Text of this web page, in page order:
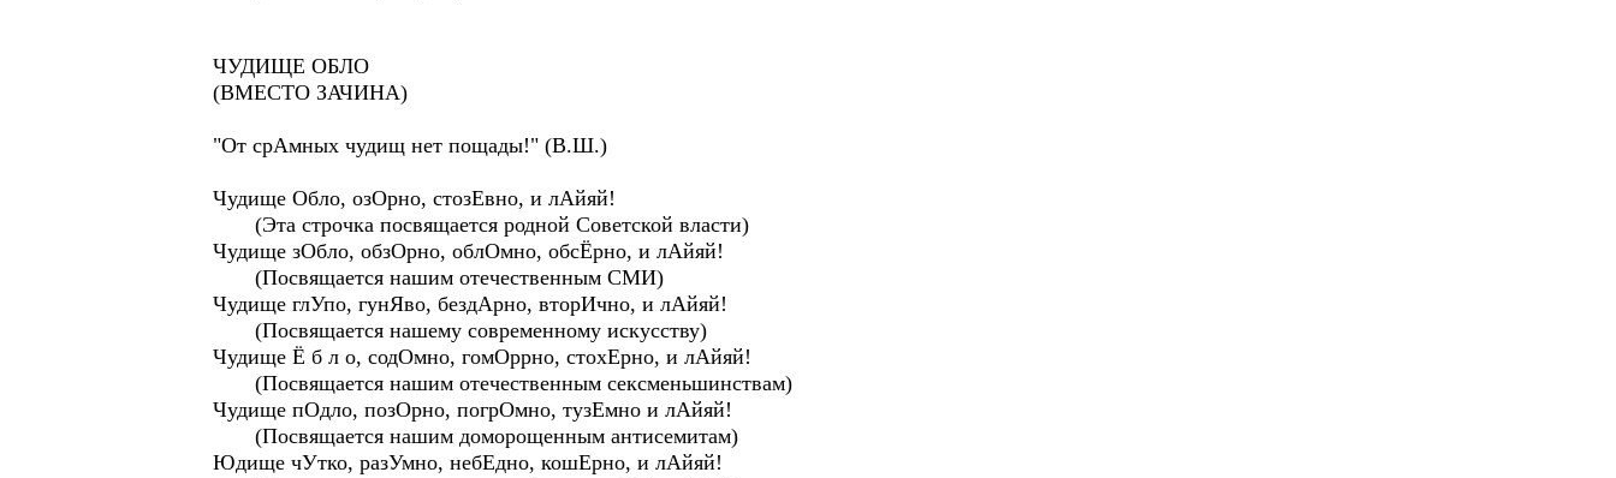
ЧУДИЩЕ ОБЛО
(ВМЕСТО ЗАЧИНА)
"От срАмных чудищ нет пощады!" (В.Ш.)
Чудище Обло, озОрно, стозЕвно, и лАйяй!
(Эта строчка посвящается родной Советской власти)
Чудище зОбло, обзОрно, облОмно, обсЁрно, и лАйяй!
(Посвящается нашим отечественным СМИ)
Чудище глУпо, гунЯво, бездАрно, вторИчно, и лАйяй!
(Посвящается нашему современному искусству)
Чудище Ё б л о, содОмно, гомОррно, стохЕрно, и лАйяй!
(Посвящается нашим отечественным сексменьшинствам)
Чудище пОдло, позОрно, погрОмно, тузЕмно и лАйяй!
(Посвящается нашим доморощенным антисемитам)
Юдище чУтко, разУмно, небЕдно, кошЕрно, и лАйяй!